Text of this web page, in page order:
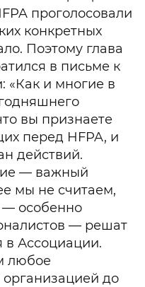
проголосовали
конкретных
Поэтому глава
в письме к
«Как и многие в
вы признаете
перед HFPA, и
действий.
— важный
мы не считаем,
особенно
— решат
Ассоциации.
любое
до